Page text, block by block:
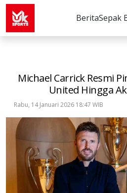
BeritaSepak
Michael Carrick Resmi
United Hingga
Rabu, 14 Januari 2026 18:47 WIB